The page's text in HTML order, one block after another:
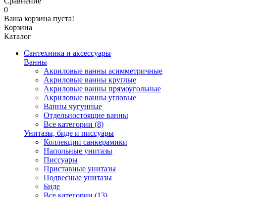
0
Ваша корзина пуста!
Корзина
Каталог
Сантехника и аксессуары
Ванны
Акриловые ванны асимметричные
Акриловые ванны круглые
Акриловые ванны прямоугольные
Акриловые ванны угловые
Ванны чугунные
Отдельностоящие ванны
Все категории (8)
Унитазы, биде и писсуары
Коллекции санкерамики
Напольные унитазы
Писсуары
Приставные унитазы
Подвесные унитазы
Биде
Все категории (13)